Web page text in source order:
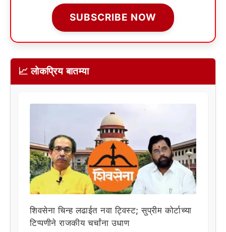
SUBSCRIBE NOW
📈 लोकप्रिय बातम्या
शिवसेना चिन्ह लढाईत नवा ट्विस्ट; सुप्रीम कोर्टाच्या
टिप्पणीने राजकीय चर्चांना उधाण